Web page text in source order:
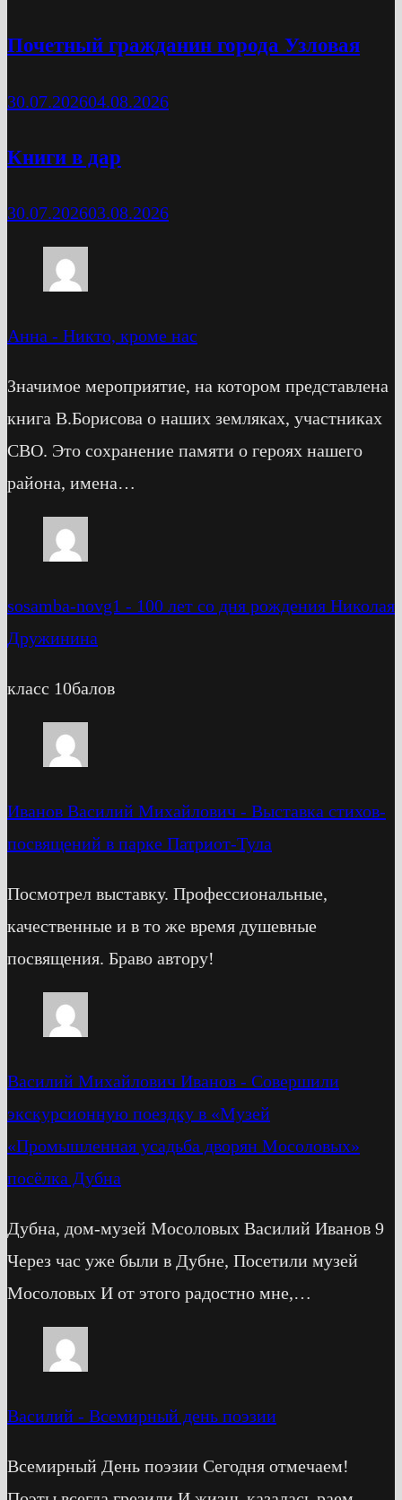
Почетный гражданин города Узловая
30.07.202604.08.2026
Книги в дар
30.07.202603.08.2026
Анна - Никто, кроме нас
Значимое мероприятие, на котором представлена
книга В.Борисова о наших земляках, участниках
СВО. Это сохранение памяти о героях нашего
района, имена…
sosamba-novg1 - 100 лет со дня рождения Николая
Дружинина
класс 10балов
Иванов Василий Михайлович - Выставка стихов-
посвящений в парке Патриот-Тула
Посмотрел выставку. Профессиональные,
качественные и в то же время душевные
посвящения. Браво автору!
Василий Михайлович Иванов - Cовершили
экскурсионную поездку в «Музей
«Промышленная усадьба дворян Мосоловых»
посёлка Дубна
Дубна, дом-музей Мосоловых Василий Иванов 9
Через час уже были в Дубне, Посетили музей
Мосоловых И от этого радостно мне,…
Василий - Всемирный день поэзии
Всемирный День поэзии Сегодня отмечаем!